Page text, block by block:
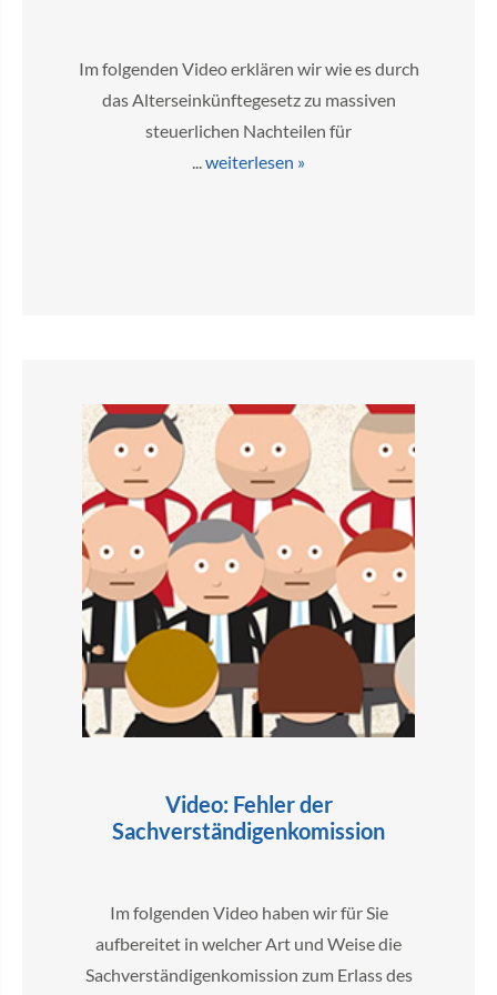
Im folgenden Video erklären wir wie es durch
das Alterseinkünftegesetz zu massiven
steuerlichen Nachteilen für
weiterlesen »
Video: Fehler der
Sachverständigenkomission
Im folgenden Video haben wir für Sie
aufbereitet in welcher Art und Weise die
Sachverständigenkomission zum Erlass des